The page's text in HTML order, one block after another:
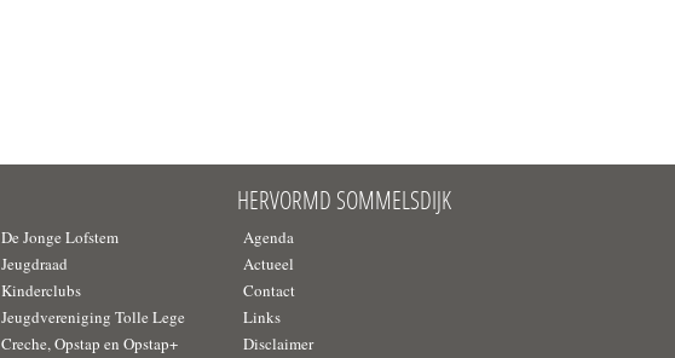
De Jonge Lofstem
Jeugdraad
Kinderclubs
Jeugdvereniging Tolle Lege
Creche, Opstap en Opstap+
HERVORMD SOMMELSDIJK
Agenda
Actueel
Contact
Links
Disclaimer